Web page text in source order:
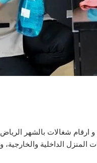
شغالات بالشهر
الداخلية